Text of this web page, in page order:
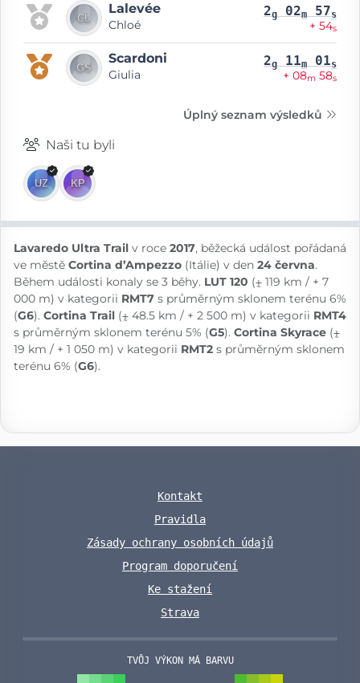
Lalevée
Chloé
2g 02m 57s
+ 54s
Scardoni
Giulia
2g 11m 01s
+ 08m 58s
Úplný seznam výsledků
Naši tu byli
Lavaredo Ultra Trail v roce 2017, běžecká událost pořádaná
ve městě Cortina d’Ampezzo (Itálie) v den 24 června.
Během události konaly se 3 běhy. LUT 120 (⨦ 119 km / + 7
000 m) v kategorii RMT7 s průměrným sklonem terénu 6%
(G6). Cortina Trail (⨦ 48.5 km / + 2 500 m) v kategorii RMT4
s průměrným sklonem terénu 5% (G5). Cortina Skyrace (⨦
19 km / + 1 050 m) v kategorii RMT2 s průměrným sklonem
terénu 6% (G6).
Kontakt
Pravidla
Zásady ochrany osobních údajů
Program doporučení
Ke stažení
Strava
TVŮJ VÝKON MÁ BARVU